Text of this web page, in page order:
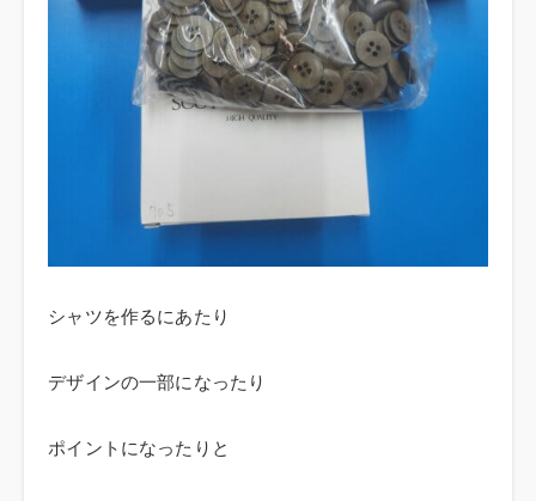
シャツを作るにあたり
デザインの一部になったり
ポイントになったりと